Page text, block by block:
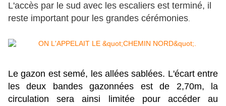
L'accès par le sud avec les escaliers est terminé, il
reste important pour les grandes cérémonies
Le gazon est semé, les allées sablées. L'écart entre
les deux bandes gazonnées est de 2,70m, la
circulation sera ainsi limitée
pour accéder au